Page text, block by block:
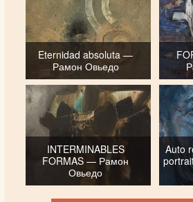
Eternidad absoluta —
Рамон Овьедо
INTERMINABLES
FORMAS — Рамон
Овьедо
Auto